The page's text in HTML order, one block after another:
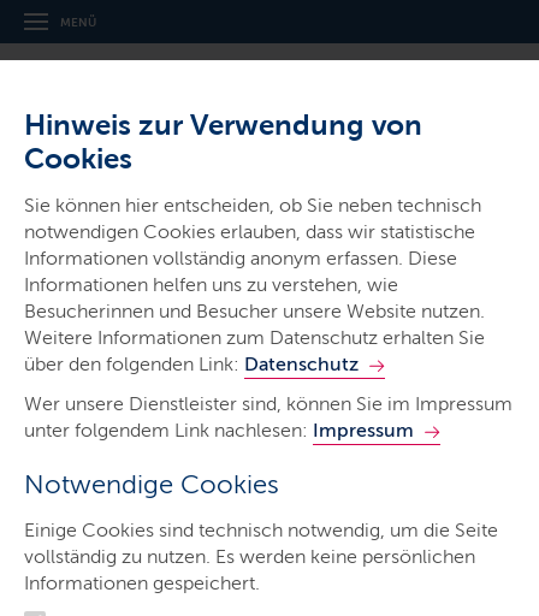
Hinweis zur Verwendung von
Cookies
Sie können hier entscheiden, ob Sie neben technisch
notwendigen Cookies erlauben, dass wir statistische
Informationen vollständig anonym erfassen. Diese
Informationen helfen uns zu verstehen, wie
Besucherinnen und Besucher unsere Website nutzen.
Weitere Informationen zum Datenschutz erhalten Sie
über den folgenden Link: Datenschutz
Wer unsere Dienstleister sind, können Sie im Impressum
unter folgendem Link nachlesen: Impressum
Notwendige Cookies
Einige Cookies sind technisch notwendig, um die Seite
vollständig zu nutzen. Es werden keine persönlichen
Informationen gespeichert.
MENÜ
Thema
Studieren
Auf Mastodon teilen
In Whatsapp teilen